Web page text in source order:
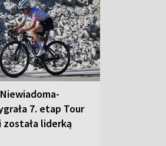
7. etap Tour
została liderką